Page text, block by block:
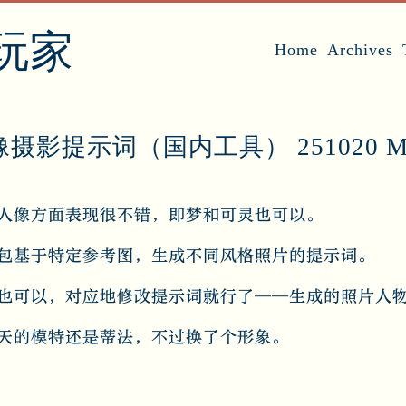
家 Home Archives
摄影提示词（国内工具） 251020
像方面表现很不错，即梦和可灵也可以。
基于特定参考图，生成不同风格照片的提示词。
可以，对应地修改提示词就行了——生成的照片人
的模特还是蒂法，不过换了个形象。